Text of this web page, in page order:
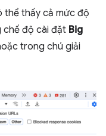
thể thấy cả mức độ
chế độ cài đặt Big
trong chú giải